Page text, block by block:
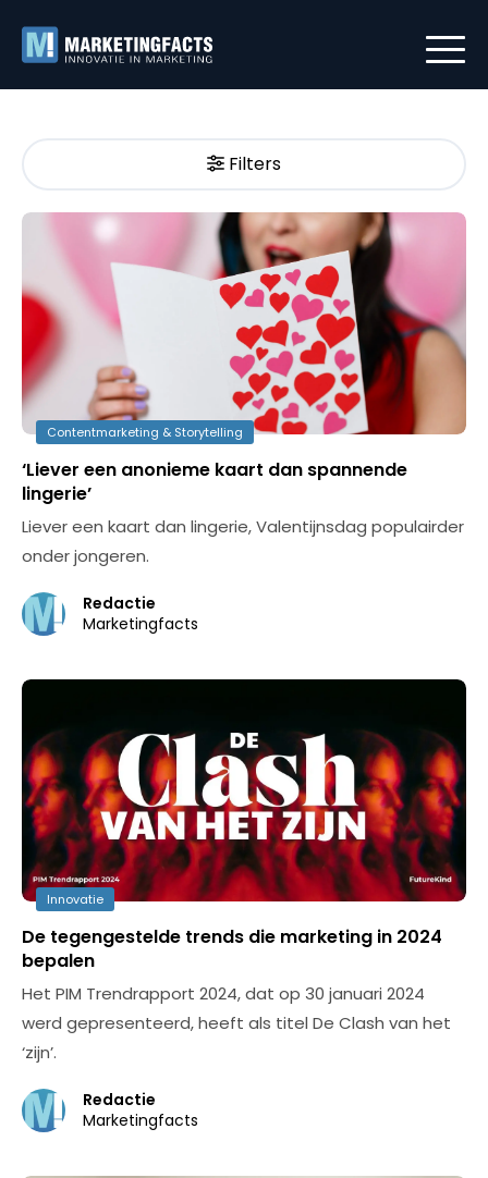
Filters
Contentmarketing & Storytelling
‘Liever een anonieme kaart dan spannende
lingerie’
Liever een kaart dan lingerie, Valentijnsdag populairder
onder jongeren.
Redactie
Marketingfacts
Innovatie
De tegengestelde trends die marketing in 2024
bepalen
Het PIM Trendrapport 2024, dat op 30 januari 2024
werd gepresenteerd, heeft als titel De Clash van het
‘zijn’.
Redactie
Marketingfacts